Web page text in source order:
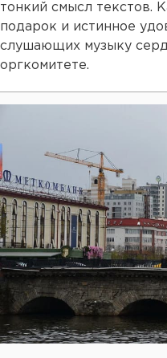
тонкий смысл текстов.
подарок и истинное
слушающих музыку
оргкомитете.